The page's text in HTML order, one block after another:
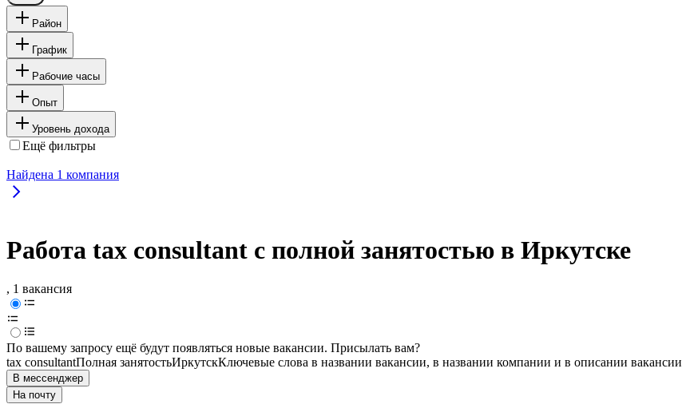
Район
График
Рабочие часы
Опыт
Уровень дохода
Ещё фильтры
Найдена 1 компания
Работа tax consultant с полной занятостью в Иркутске
, 1 вакансия
По вашему запросу ещё будут появляться новые вакансии. Присылать вам?
tax consultantПолная занятостьИркутскКлючевые слова в названии вакансии, в названии компании и в описании вакансии
В мессенджер
На почту